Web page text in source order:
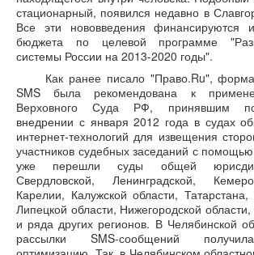
стационарный, появился недавно в
Все эти нововведения финансируются
бюджета по целевой программе
системы России на 2013-2020 годы".
Как ранее писало "Право.Ru",
SMS была рекомендована к
Верховного Суда РФ, принявшим
внедрении с января 2012 года в судах
интернет-технологий для извещения
участников судебных заседаний с
уже перешли суды общей
Свердловской, Ленинградской,
Карелии, Калужской области,
Липецкой области, Нижегородской
и ряда других регионов. В Челябинской
рассылки SMS-сообщений